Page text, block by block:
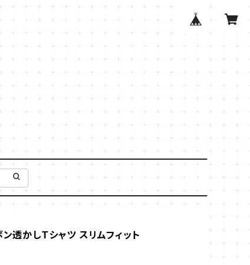
透かしTシャツ スリムフィット